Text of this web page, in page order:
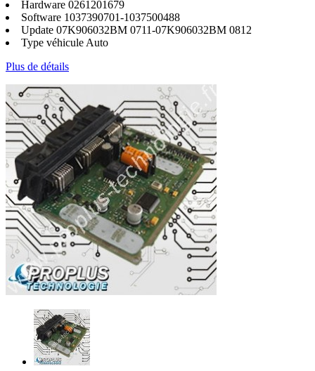
Hardware 0261201679
Software 1037390701-1037500488
Update 07K906032BM 0711-07K906032BM 0812
Type véhicule Auto
Plus de détails